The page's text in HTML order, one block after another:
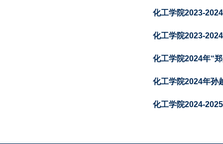
化工学院2023-
化工学院2023-
化工学院2024年“
化工学院2024年孙
化工学院2024-